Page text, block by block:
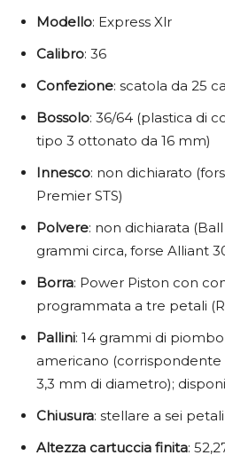
Modello: Express Xlr
Calibro: 36
Confezione: scatola da 25
Bossolo: 36/64 (plastica di
tipo 3 ottonato da 16 mm)
Innesco: non dichiarato
Premier STS)
Polvere: non dichiarata
grammi circa, forse Alliant
Borra: Power Piston con
programmata a tre petali
Pallini: 14 grammi di
americano (corrispondente
3,3 mm di diametro);
Chiusura: stellare a sei petali
Altezza cartuccia finita: